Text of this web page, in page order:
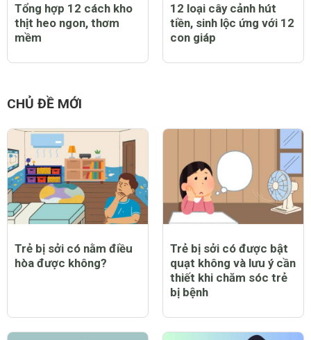
Tổng hợp 12 cách kho
thịt heo ngon, thơm
mềm
12 loại cây cảnh hút
tiền, sinh lộc ứng với 12
con giáp
CHỦ ĐỀ MỚI
Trẻ bị sởi có nằm điều
hòa được không?
Trẻ bị sởi có được bật
quạt không và lưu ý cần
thiết khi chăm sóc trẻ
bị bệnh